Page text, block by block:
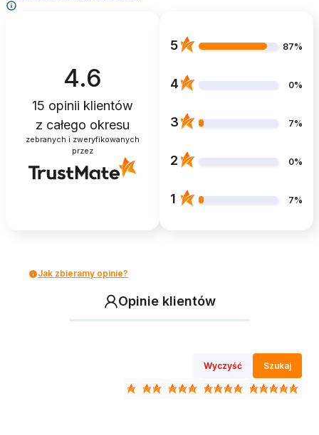
4.6
15 opinii klientów
z całego okresu
zebranych i zweryfikowanych
przez
5 87%
4 0%
3 7%
2 0%
1 7%
Jak zbieramy opinie?
Opinie klientów
Wyczyść Szukaj